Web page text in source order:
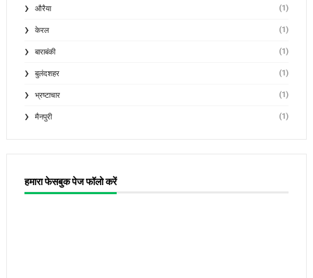
औरैया (1)
केरल (1)
बाराबंकी (1)
बुलंदशहर (1)
भ्रष्टाचार (1)
मैनपुरी (1)
हमारा फेसबुक पेज फॉलो करें